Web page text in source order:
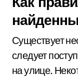
Существует
следует
на улице.